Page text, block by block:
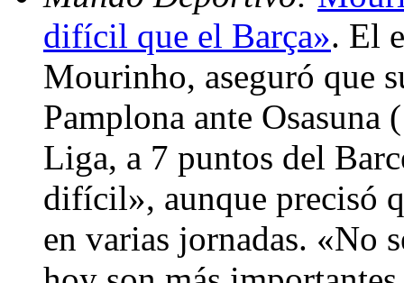
difícil que el Barça». El
Mourinho, aseguró que
Pamplona ante
Liga, a 7 puntos del
difícil», aunque precisó
en varias jornadas. «No